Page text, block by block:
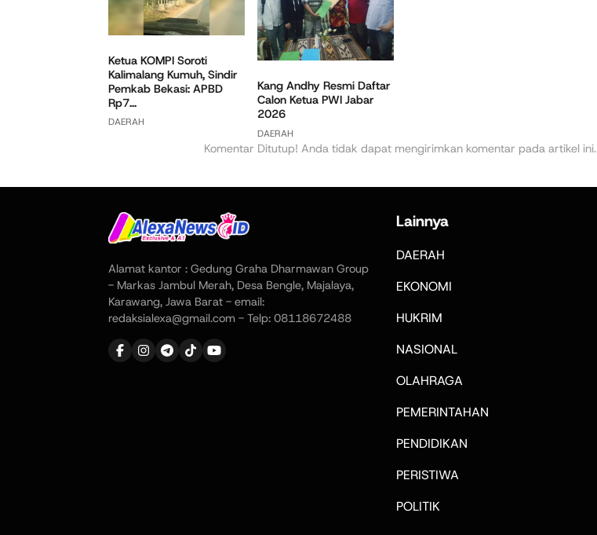
Ketua KOMPI Soroti
Kalimalang Kumuh, Sindir
Pemkab Bekasi: APBD
Rp7...
DAERAH
Kang Andhy Resmi Daftar
Calon Ketua PWI Jabar
2026
DAERAH
Komentar Ditutup! Anda tidak dapat mengirimkan komentar pada artikel ini.
Alamat kantor : Gedung Graha Dharmawan Group
- Markas Jambul Merah, Desa Bengle, Majalaya,
Karawang, Jawa Barat - email:
redaksialexa@gmail.com - Telp: 08118672488
Lainnya
DAERAH
EKONOMI
HUKRIM
NASIONAL
OLAHRAGA
PEMERINTAHAN
PENDIDIKAN
PERISTIWA
POLITIK